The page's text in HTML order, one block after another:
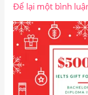
Để lại một bình